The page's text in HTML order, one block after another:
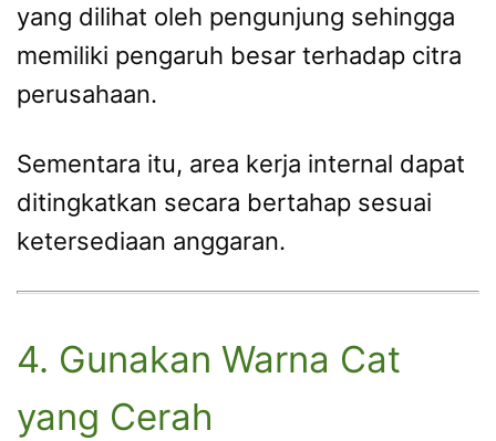
yang dilihat oleh pengunjung sehingga
memiliki pengaruh besar terhadap citra
perusahaan.
Sementara itu, area kerja internal dapat
ditingkatkan secara bertahap sesuai
ketersediaan anggaran.
4. Gunakan Warna Cat
yang Cerah